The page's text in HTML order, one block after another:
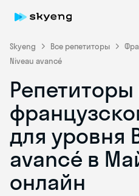
Skyeng Все репетиторы
Niveau avancé
Репетиторы
для уровня
avancé в
онлайн
Skyeng Chat